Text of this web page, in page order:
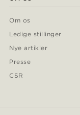
Om os
Ledige stillinger
Nye artikler
Presse
CSR